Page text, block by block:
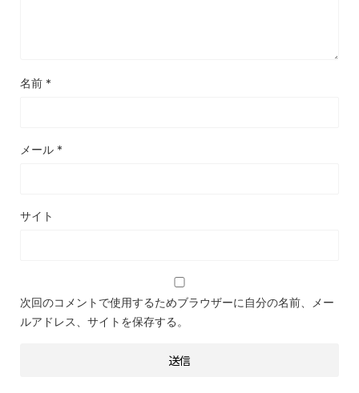
名前 *
メール *
サイト
次回のコメントで使用するためブラウザーに自分の名前、メー
ルアドレス、サイトを保存する。